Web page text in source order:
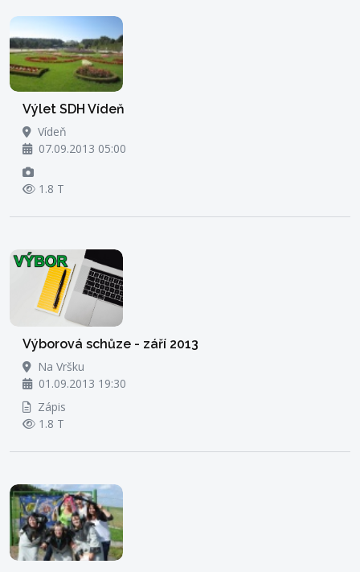
Výlet SDH Vídeň
Vídeň
07.09.2013 05:00
1.8 T
Výborová schůze - září 2013
Na Vršku
01.09.2013 19:30
Zápis
1.8 T